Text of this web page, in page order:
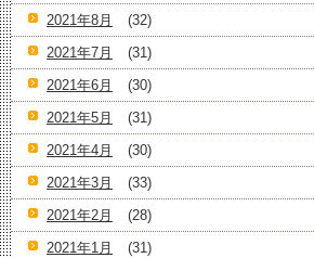
2021年8月
(32)
2021年7月
(31)
2021年6月
(30)
2021年5月
(31)
2021年4月
(30)
2021年3月
(33)
2021年2月
(28)
2021年1月
(31)